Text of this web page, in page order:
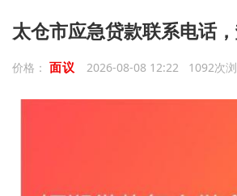
太仓市应急贷款联系电话
价格： 面议 2026-08-08 12:22 1092次